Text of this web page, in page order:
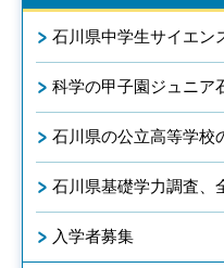
石川県中学生サイエン
科学の甲子園ジュニア
石川県の公立高等学校
石川県基礎学力調査、
入学者募集